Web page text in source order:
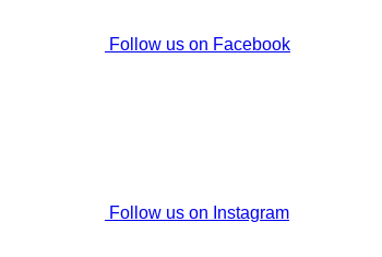
Follow us on Facebook
Follow us on Instagram